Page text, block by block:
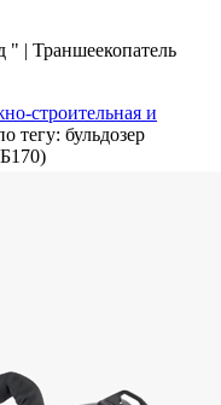
| Траншеекопатель
строительная и
тегу: бульдозер